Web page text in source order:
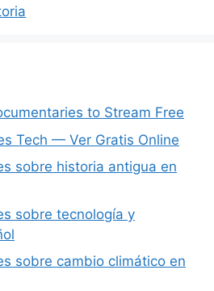
to Stream Free
Tech — Ver Gratis Online
sobre historia antigua en
sobre tecnología y
sobre cambio climático en